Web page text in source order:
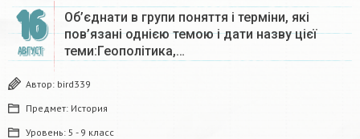
16
АВГУСТ
Об’єднати в групи поняття і терміни, які
пов’язані однією темою і дати назву цієї
теми:Геополітика,…
Автор: bird339
Предмет: История
Уровень: 5 - 9 класс